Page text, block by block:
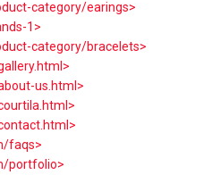
category/earings>
1>
category/bracelets>
us.html>
faqs>
portfolio>